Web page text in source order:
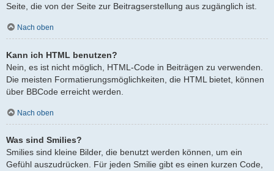
Seite, die von der Seite zur Beitragserstellung aus zugänglich ist.
Nach oben
Kann ich HTML benutzen?
Nein, es ist nicht möglich, HTML-Code in Beiträgen zu verwenden.
Die meisten Formatierungsmöglichkeiten, die HTML bietet, können
über BBCode erreicht werden.
Nach oben
Was sind Smilies?
Smilies sind kleine Bilder, die benutzt werden können, um ein
Gefühl auszudrücken. Für jeden Smilie gibt es einen kurzen Code,